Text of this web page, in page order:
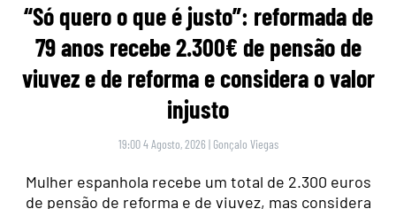
“Só quero o que é justo”: reformada de
79 anos recebe 2.300€ de pensão de
viuvez e de reforma e considera o valor
injusto
19:00 4 Agosto, 2026 | Gonçalo Viegas
Mulher espanhola recebe um total de 2.300 euros
de pensão de reforma e de viuvez, mas considera